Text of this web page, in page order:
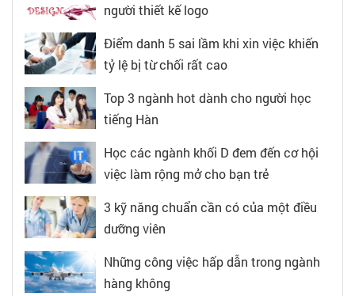
người thiết kế logo
Điểm danh 5 sai lầm khi xin việc khiến
tỷ lệ bị từ chối rất cao
Top 3 ngành hot dành cho người học
tiếng Hàn
Học các ngành khối D đem đến cơ hội
việc làm rộng mở cho bạn trẻ
3 kỹ năng chuẩn cần có của một điều
dưỡng viên
Những công việc hấp dẫn trong ngành
hàng không